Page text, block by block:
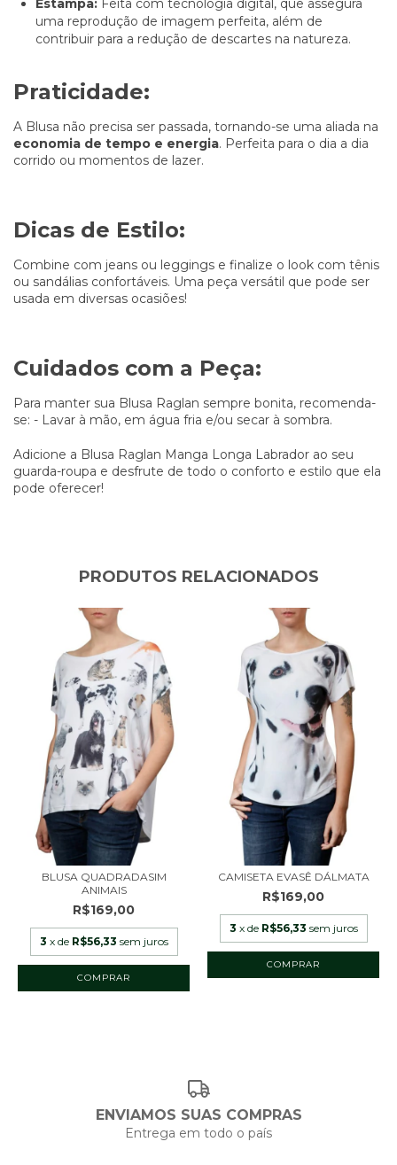
uma reprodução de imagem perfeita, além de
contribuir para a redução de descartes na natureza.
Praticidade:
A Blusa não precisa ser passada, tornando-se uma aliada na
economia de tempo e energia. Perfeita para o dia a dia
corrido ou momentos de lazer.
Dicas de Estilo:
Combine com jeans ou leggings e finalize o look com tênis
ou sandálias confortáveis. Uma peça versátil que pode ser
usada em diversas ocasiões!
Cuidados com a Peça:
Para manter sua Blusa Raglan sempre bonita, recomenda-
se: - Lavar à mão, em água fria e/ou secar à sombra.
Adicione a Blusa Raglan Manga Longa Labrador ao seu
guarda-roupa e desfrute de todo o conforto e estilo que ela
pode oferecer!
PRODUTOS RELACIONADOS
BLUSA QUADRADASIM
ANIMAIS
R$169,00
3 x de R$56,33 sem juros
COMPRAR
CAMISETA EVASÊ DÁLMATA
R$169,00
3 x de R$56,33 sem juros
COMPRAR
ENVIAMOS SUAS COMPRAS
Entrega em todo o país